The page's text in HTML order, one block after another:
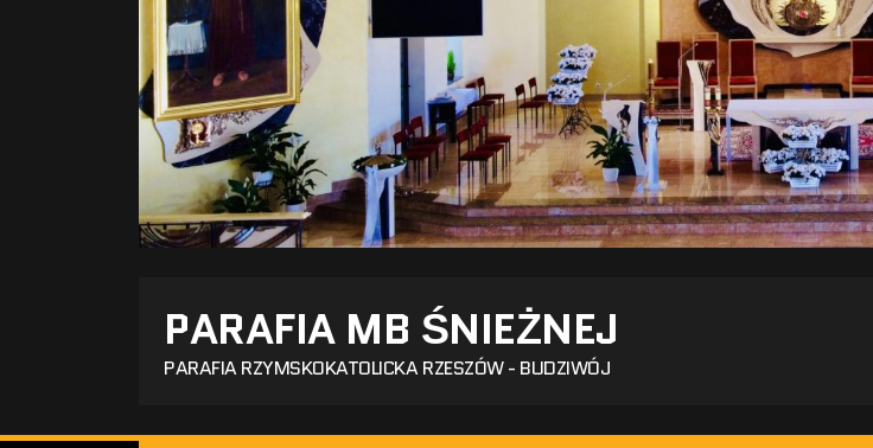
PARAFIA MB ŚNIEŻNEJ
PARAFIA RZYMSKOKATOLICKA RZESZÓW - BUDZIWÓJ